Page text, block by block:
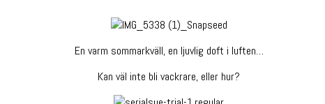
En varm sommarkväll, en ljuvlig doft i luften…
Kan väl inte bli vackrare, eller hur?